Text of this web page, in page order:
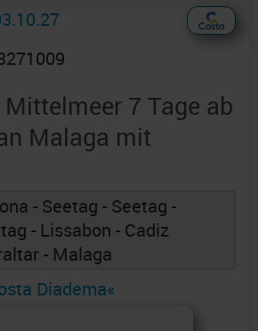
7 Tage ab
Malaga mit
- Seetag - Seetag -
- Lissabon - Cadiz
- Malaga
Diadema«